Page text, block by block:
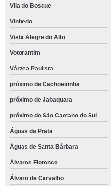
Vila do Bosque
Vinhedo
Vista Alegre do Alto
Votorantim
Várzea Paulista
próximo de Cachoeirinha
próximo de Jabaquara
próximo de São Caetano do Sul
Águas da Prata
Águas de Santa Bárbara
Álvares Florence
Álvaro de Carvalho